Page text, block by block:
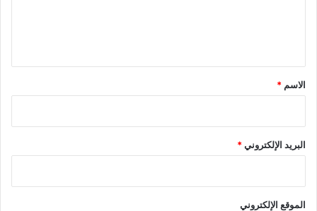
*
الاسم *
البريد الإلكتروني*
الموقع الإلكتروني